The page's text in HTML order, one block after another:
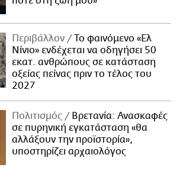
Περιβάλλον
Το φαινόμενο «Ελ
Νίνιο» ενδέχεται να οδηγήσει 50
εκατ. ανθρώπους σε κατάσταση
οξείας πείνας πριν το τέλος του
2027
Πολιτισμός
Βρετανία: Ανασκαφές
σε πυρηνική εγκατάσταση «θα
αλλάξουν την προϊστορία»,
υποστηρίζει αρχαιολόγος